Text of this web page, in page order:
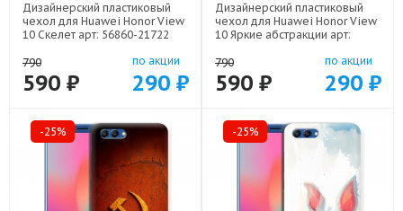
Дизайнерский пластиковый
чехол для Huawei Honor View
10 Скелет арт: 56860-21722
790
590 ₽
по акции
290 ₽
Дизайнерский пластиковый
чехол для Huawei Honor View
10 Яркие абстракции арт:
790
590 ₽
по акции
290 ₽
-25% -25%